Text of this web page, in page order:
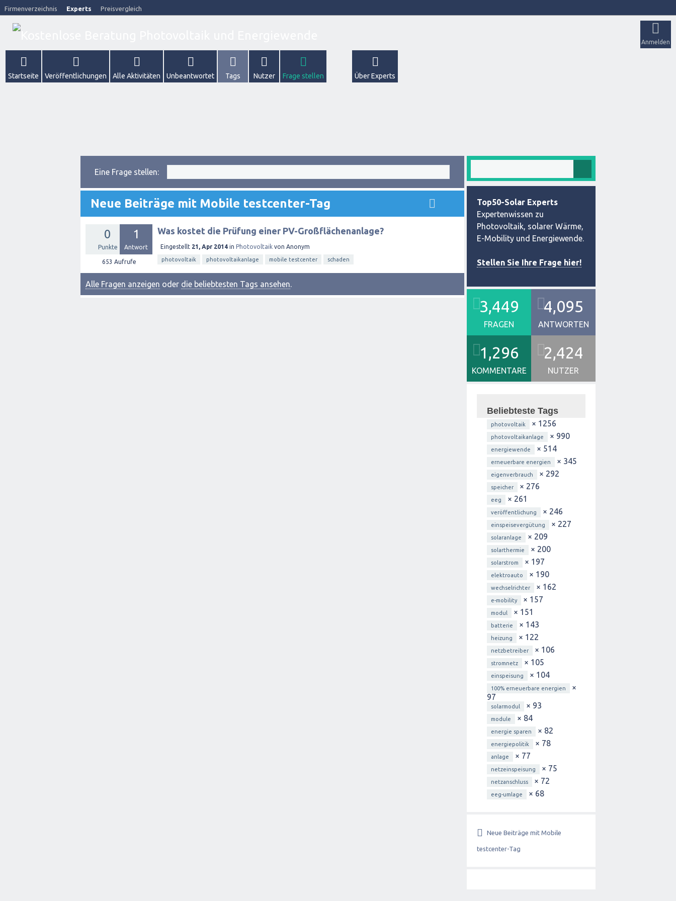
Firmenverzeichnis Experts Preisvergleich
Anmelden
Startseite Veröffentlichungen Alle Aktivitäten Unbeantwortet Tags Nutzer Frage stellen Über Experts
Eine Frage stellen:
Neue Beiträge mit Mobile testcenter-Tag
0
Punkte
1
Antwort
653 Aufrufe
Was kostet die Prüfung einer PV-Großflächenanlage?
Eingestellt 21, Apr 2014 in Photovoltaik von Anonym
photovoltaik photovoltaikanlage mobile testcenter schaden
Alle Fragen anzeigen oder die beliebtesten Tags ansehen.
Top50-Solar Experts
Expertenwissen zu
Photovoltaik, solarer Wärme,
E-Mobility und Energiewende.
Stellen Sie Ihre Frage hier!
3,449
FRAGEN
4,095
ANTWORTEN
1,296
KOMMENTARE
2,424
NUTZER
Beliebteste Tags
photovoltaik × 1256
photovoltaikanlage × 990
energiewende × 514
erneuerbare energien × 345
eigenverbrauch × 292
speicher × 276
eeg × 261
veröffentlichung × 246
einspeisevergütung × 227
solaranlage × 209
solarthermie × 200
solarstrom × 197
elektroauto × 190
wechselrichter × 162
e-mobility × 157
modul × 151
batterie × 143
heizung × 122
netzbetreiber × 106
stromnetz × 105
einspeisung × 104
100% erneuerbare energien
×
97
solarmodul × 93
module × 84
energie sparen × 82
energiepolitik × 78
anlage × 77
netzeinspeisung × 75
netzanschluss × 72
eeg-umlage × 68
Neue Beiträge mit Mobile
testcenter-Tag